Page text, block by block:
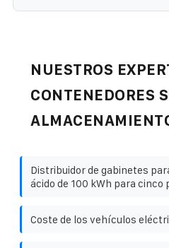
NUESTROS
CONTENEDORES
Distribuidor de gabinetes
ácido de 100 kWh para cinco
Coste de los vehículos